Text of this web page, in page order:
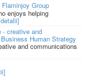
Group
enjoys helping
- creative and
Human Strategy
and communications